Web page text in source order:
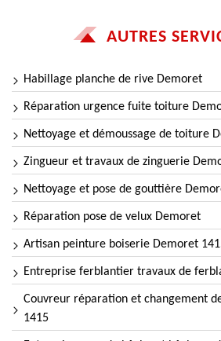
AUTRES
Habillage planche de rive Demoret
Réparation urgence fuite toiture
Nettoyage et démoussage de toiture
Zingueur et travaux de zinguerie
Nettoyage et pose de gouttière
Réparation pose de velux Demoret
Artisan peinture boiserie Demoret
Entreprise ferblantier travaux de
Couvreur réparation et changement
1415